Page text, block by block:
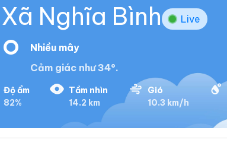
Nghĩa Bình Live
Nhiều mây
Cảm giác như 34°.
Độ ẩm
82%
Tầm nhìn
14.2 km
Gió
10.3 km/h